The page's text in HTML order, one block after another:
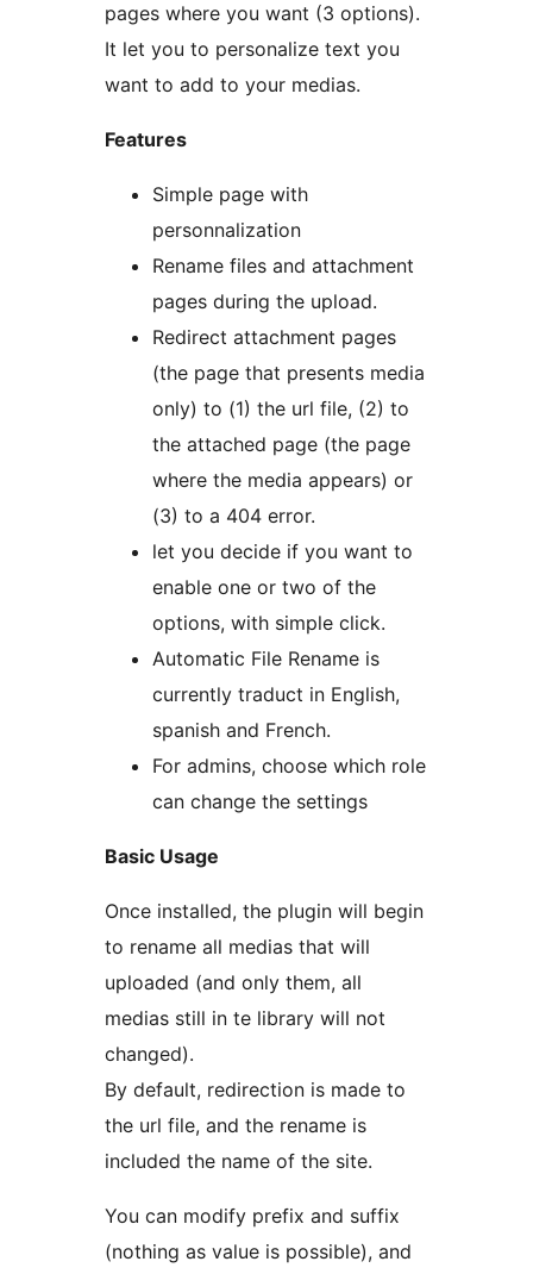
pages where you want (3 options).
It let you to personalize text you
want to add to your medias.
Features
Simple page with
personnalization
Rename files and attachment
pages during the upload.
Redirect attachment pages
(the page that presents media
only) to (1) the url file, (2) to
the attached page (the page
where the media appears) or
(3) to a 404 error.
let you decide if you want to
enable one or two of the
options, with simple click.
Automatic File Rename is
currently traduct in English,
spanish and French.
For admins, choose which role
can change the settings
Basic Usage
Once installed, the plugin will begin
to rename all medias that will
uploaded (and only them, all
medias still in te library will not
changed).
By default, redirection is made to
the url file, and the rename is
included the name of the site.
You can modify prefix and suffix
(nothing as value is possible), and